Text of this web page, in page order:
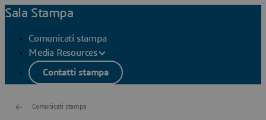
Sala Stampa
Comunicati stampa
Media Resources
Contatti stampa
Comunicati stampa